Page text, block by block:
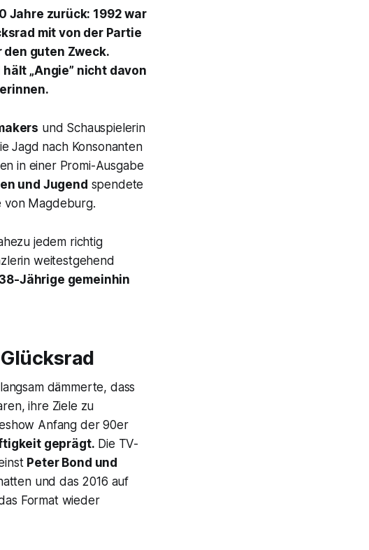
Jahre zurück: 1992 war
mit von der Partie
guten Zweck.
„Angie” nicht davon
und Schauspielerin
Jagd nach Konsonanten
in einer Promi-Ausgabe
und Jugend spendete
von Magdeburg.
jedem richtig
weitestgehend
Jährige gemeinhin
dämmerte, dass
ihre Ziele zu
Anfang der 90er
geprägt. Die TV-
Peter Bond und
und das 2016 auf
Format wieder